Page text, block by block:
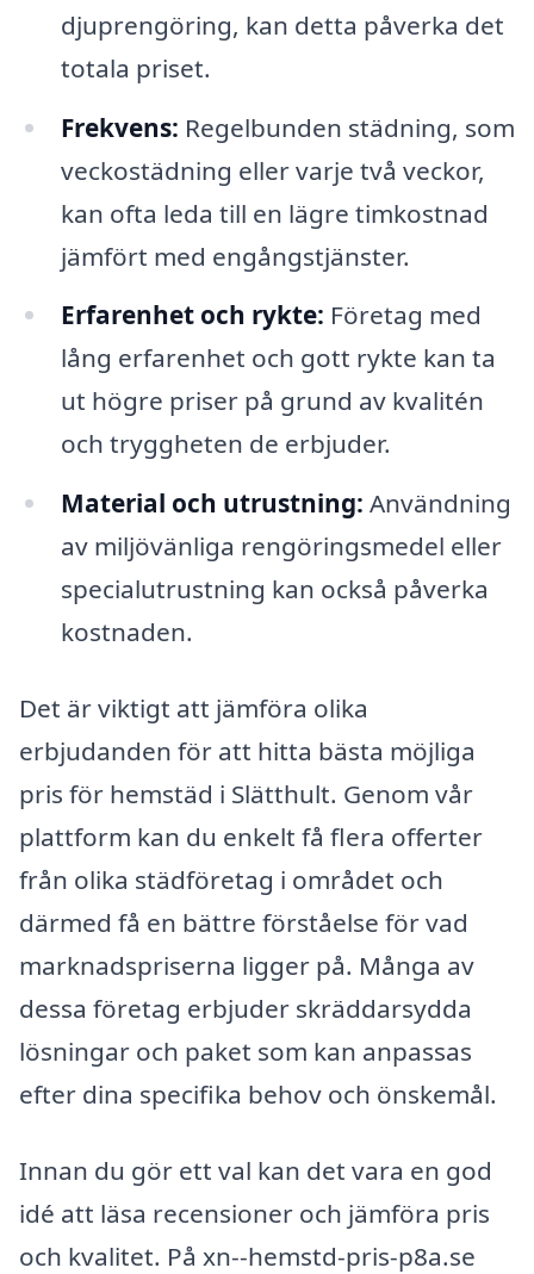
djuprengöring, kan detta påverka det
totala priset.
Frekvens: Regelbunden städning, som
veckostädning eller varje två veckor,
kan ofta leda till en lägre timkostnad
jämfört med engångstjänster.
Erfarenhet och rykte: Företag med
lång erfarenhet och gott rykte kan ta
ut högre priser på grund av kvalitén
och tryggheten de erbjuder.
Material och utrustning: Användning
av miljövänliga rengöringsmedel eller
specialutrustning kan också påverka
kostnaden.
Det är viktigt att jämföra olika
erbjudanden för att hitta bästa möjliga
pris för hemstäd i Slätthult. Genom vår
plattform kan du enkelt få flera offerter
från olika städföretag i området och
därmed få en bättre förståelse för vad
marknadspriserna ligger på. Många av
dessa företag erbjuder skräddarsydda
lösningar och paket som kan anpassas
efter dina specifika behov och önskemål.
Innan du gör ett val kan det vara en god
idé att läsa recensioner och jämföra pris
och kvalitet. På xn--hemstd-pris-p8a.se